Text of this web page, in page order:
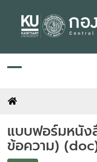
content
แบบฟอร์มหนัง
ข้อความ)